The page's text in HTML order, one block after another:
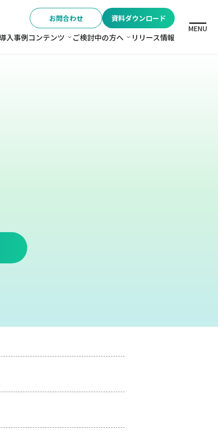
お問合わせ 資料ダウンロード
入事例コンテンツ コンテンツ
ご検討中の方へ ご検討中の方へ
リリース情報
MENU